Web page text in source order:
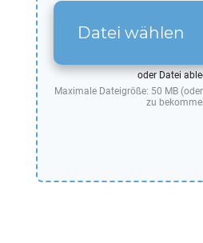
Datei wählen
oder Datei
Maximale Dateigröße: 50 MB (oder
zu